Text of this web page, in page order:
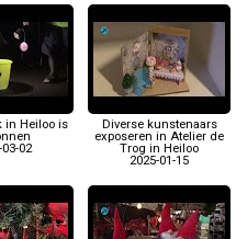
in Heiloo is
03-02
Diverse kunstenaars
exposeren in Atelier de
Trog in Heiloo
2025-01-15